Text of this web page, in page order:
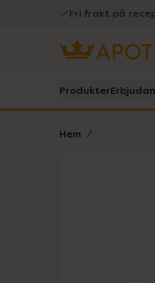
Fri frakt på
Produkter
Hem